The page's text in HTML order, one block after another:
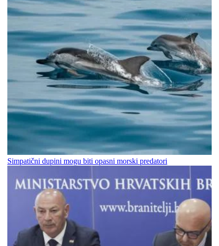
Simpatični dupini mogu biti opasni morski predatori